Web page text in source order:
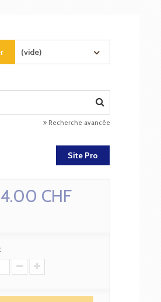
(vide)
Recherche avancée
Site Pro
CHF